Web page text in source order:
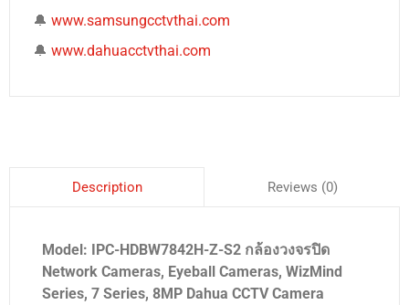
🔔 www.samsungcctvthai.com
🔔 www.dahuacctvthai.com
Description Reviews (0)
Model: IPC-HDBW7842H-Z-S2 กล้องวงจรปิด
Network Cameras, Eyeball Cameras, WizMind
Series, 7 Series, 8MP Dahua CCTV Camera